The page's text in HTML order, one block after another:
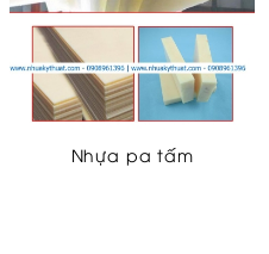
Nhựa pa tấm